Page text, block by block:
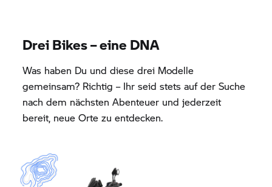
Drei Bikes – eine DNA
Was haben Du und diese drei Modelle
gemeinsam? Richtig – Ihr seid stets auf der Suche
nach dem nächsten Abenteuer und jederzeit
bereit, neue Orte zu entdecken.